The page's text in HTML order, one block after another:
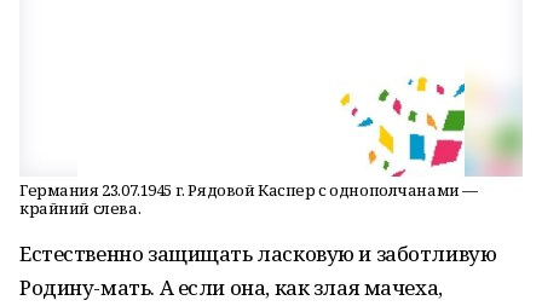
Германия 23.07.1945 г. Рядовой Каспер с однополчанами —
крайний слева.
Естественно защищать ласковую и заботливую
Родину-мать. А если она, как злая мачеха,